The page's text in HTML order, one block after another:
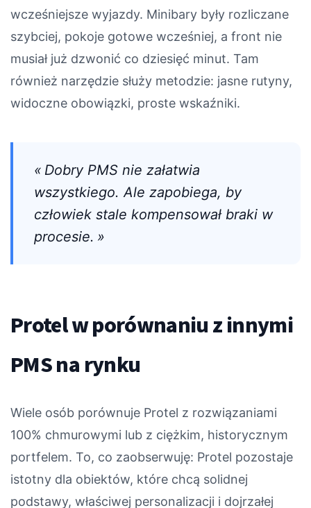
wcześniejsze wyjazdy. Minibary były rozliczane
szybciej, pokoje gotowe wcześniej, a front nie
musiał już dzwonić co dziesięć minut. Tam
również narzędzie służy metodzie: jasne rutyny,
widoczne obowiązki, proste wskaźniki.
« Dobry PMS nie załatwia
wszystkiego. Ale zapobiega, by
człowiek stale kompensował braki w
procesie. »
Protel w porównaniu z innymi
PMS na rynku
Wiele osób porównuje Protel z rozwiązaniami
100% chmurowymi lub z ciężkim, historycznym
portfelem. To, co zaobserwuję: Protel pozostaje
istotny dla obiektów, które chcą solidnej
podstawy, właściwej personalizacji i dojrzałej